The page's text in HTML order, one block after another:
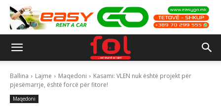
Ballina Lajme Maqedoni
Kasami: VLEN nuk është projekt për
pjesëmarrje, është forcë për fitore!
Maqedoni